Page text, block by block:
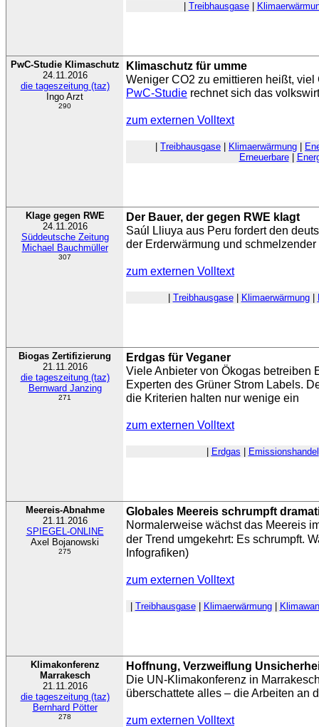
Treibhausgase|
PwC-Studie Klimaschutz
24.11.2016
die tageszeitung (taz)
Ingo Arzt
290
Klimaschutz für umme
Weniger CO2 zu emittieren heißt,
PwC-Studie rechnet sich das
zum externen Volltext
Treibhausgase Klimaerwärmung
Erneuerbare|
Klage gegen RWE
24.11.2016
Süddeutsche Zeitung
Michael Bauchmüller
307
Der Bauer, der gegen RWE klagt
Saúl Lliuya aus Peru fordert den
der Erderwärmung und schmelzender
zum externen Volltext
Treibhausgase| Klimaerwärmung|
Biogas Zertifizierung
21.11.2016
die tageszeitung (taz)
Bernward Janzing
271
Erdgas für Veganer
Viele Anbieter von Ökogas betreiben
Experten des Grüner Strom Labels.
die Kriterien halten nur wenige ein
zum externen Volltext
Erdgas Emissionshandel
Meereis-Abnahme
21.11.2016
SPIEGEL-ONLINE
Axel Bojanowski
275
Globales Meereis schrumpft
Normalerweise wächst das Meereis
der Trend umgekehrt: Es schrumpft.
Infografiken)
zum externen Volltext
Treibhausgase| Klimaerwärmung|
Klimakonferenz
Marrakesch
21.11.2016
die tageszeitung (taz)
Bernhard Pötter
278
Hoffnung, Verzweiflung
Die UN-Klimakonferenz in
überschattete alles – die Arbeiten an
zum externen Volltext